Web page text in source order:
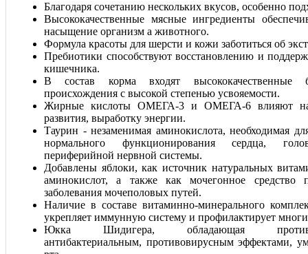
Благодаря сочетанию нескольких вкусов, особенно
Высококачественные мясные ингредиенты
насыщение организм а животного.
Формула красоты для шерсти и кожи заботиться об
Пребиотики способствуют восстановлению и
кишечника.
В состав корма входят высококачественные
происхождения с высокой степенью усвояемости.
Жирные кислоты ОМЕГА-3 и ОМЕГА-6 влияют на
развития, выработку энергии.
Таурин - незаменимая аминокислота, необходимая
нормального функционирования сердца,
периферийной нервной системы.
Добавлены яблоки, как источник натуральных
аминокислот, а также как мочегонное средство
заболевания мочеполовых путей.
Наличие в составе витаминно-минерального
укрепляет иммунную систему и профилактирует
Юкка Шидигера, обладающая
антибактериальным, противовирусным эффектами,